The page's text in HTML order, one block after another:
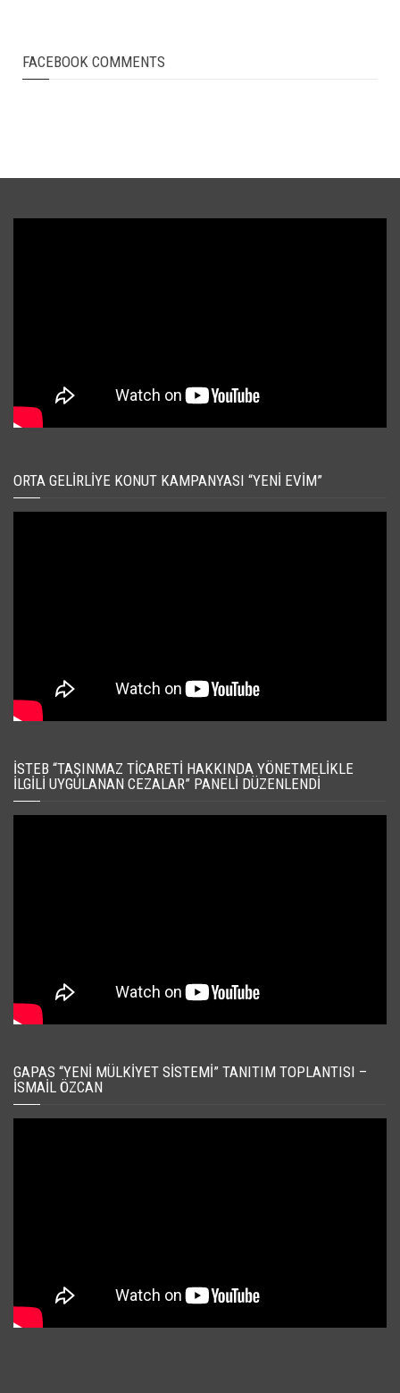
FACEBOOK COMMENTS
ORTA GELIRLIYE KONUT KAMPANYASI “YENI EVIM”
İSTEB “TAŞINMAZ TICARETI HAKKINDA YÖNETMELIKLE
İLGILI UYGULANAN CEZALAR” PANELI DÜZENLENDI
GAPAS “YENI MÜLKIYET SISTEMI” TANITIM TOPLANTISI –
İSMAIL ÖZCAN